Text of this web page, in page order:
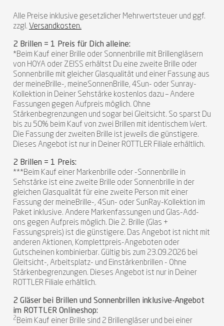
Alle Preise inklusive gesetzlicher Mehrwertsteuer und ggf.
zzgl. Versandkosten.
2 Brillen = 1 Preis für Dich alleine:
*Beim Kauf einer Brille oder Sonnenbrille mit Brillengläsern
von HOYA oder ZEISS erhältst Du eine zweite Brille oder
Sonnenbrille mit gleicher Glasqualität und einer Fassung aus
der meineBrille-, meineSonnenBrille, 4Sun- oder Sunray-
Kollektion in Deiner Sehstärke kostenlos dazu – Andere
Fassungen gegen Aufpreis möglich. Ohne
Stärkenbegrenzungen und sogar bei Gleitsicht. So sparst Du
bis zu 50% beim Kauf von zwei Brillen mit identischem Wert.
Die Fassung der zweiten Brille ist jeweils die günstigere.
Dieses Angebot ist nur in Deiner ROTTLER Filiale erhältlich.
2 Brillen = 1 Preis:
***Beim Kauf einer Markenbrille oder -Sonnenbrille in
Sehstärke ist eine zweite Brille oder Sonnenbrille in der
gleichen Glasqualität für eine zweite Person mit einer
Fassung der meineBrille-, 4Sun- oder SunRay-Kollektion im
Paket inklusive. Andere Markenfassungen und Glas-Add-
ons gegen Aufpreis möglich. Die 2. Brille (Glas +
Fassungspreis) ist die günstigere. Das Angebot ist nicht mit
anderen Aktionen, Komplettpreis-Angeboten oder
Gutscheinen kombinierbar. Gültig bis zum 23.09.2026 bei
Gleitsicht-, Arbeitsplatz- und Einstärkenbrillen - Ohne
Stärkenbegrenzungen. Dieses Angebot ist nur in Deiner
ROTTLER Filiale erhältlich.
2 Gläser bei Brillen und Sonnenbrillen inklusive-Angebot
im ROTTLER Onlineshop:
2 Beim Kauf einer Brille sind 2 Brillengläser und bei einer